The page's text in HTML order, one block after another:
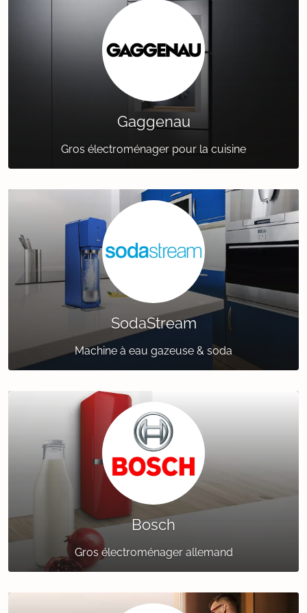
Gaggenau
Gros électroménager pour la cuisine
SodaStream
Machine à eau gazeuse & soda
Bosch
Gros électroménager allemand